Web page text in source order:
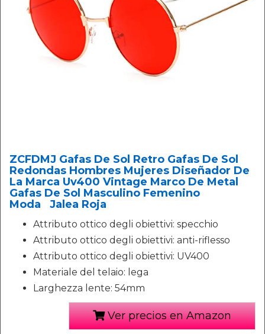
ZCFDMJ Gafas De Sol Retro Gafas De Sol
Redondas Hombres Mujeres Diseñador De
La Marca Uv400 Vintage Marco De Metal
Gafas De Sol Masculino Femenino
Moda Jalea Roja
Attributo ottico degli obiettivi: specchio
Attributo ottico degli obiettivi: anti-riflesso
Attributo ottico degli obiettivi: UV400
Materiale del telaio: lega
Larghezza lente: 54mm
Ver precios en Amazon